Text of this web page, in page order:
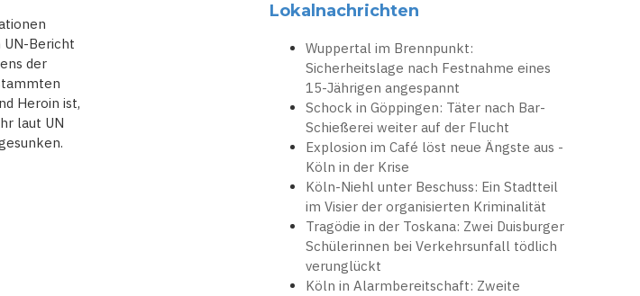
Bericht
der
Heroin ist,
laut UN
Lokalnachrichten
Wuppertal im Brennpunkt:
Sicherheitslage nach Festnahme eines
15-Jährigen angespannt
Schock in Göppingen: Täter nach Bar-
Schießerei weiter auf der Flucht
Explosion im Café löst neue Ängste aus -
Köln in der Krise
Köln-Niehl unter Beschuss: Ein Stadtteil
im Visier der organisierten Kriminalität
Tragödie in der Toskana: Zwei Duisburger
Schülerinnen bei Verkehrsunfall tödlich
verunglückt
Köln in Alarmbereitschaft: Zweite